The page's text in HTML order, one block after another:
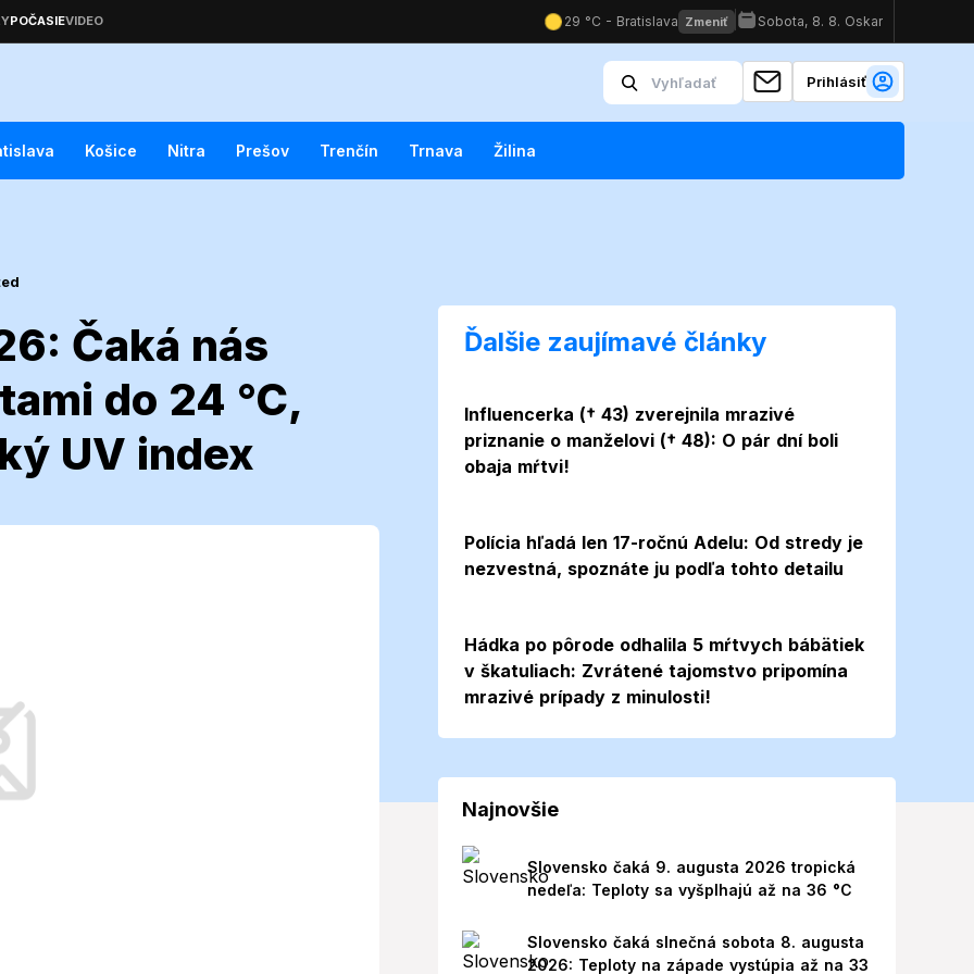
Prihlásiť
Košice Nitra Prešov Trenčín Trnava Žilina
Čaká nás
do 24 °C,
UV index
2026: Čaká
s teplotami
teplotami, avšak slnečné
na ktoré je potrebné sa pripraviť.
Ďalšie zaujímavé články
Foto
Influencerka († 43) zverejnila mrazivé
priznanie o manželovi († 48): O pár dní boli
obaja mŕtvi!
Polícia hľadá len 17-ročnú Adelu: Od stredy je
nezvestná, spoznáte ju podľa tohto detailu
Hádka po pôrode odhalila 5 mŕtvych bábätiek
v škatuliach: Zvrátené tajomstvo pripomína
mrazivé prípady z minulosti!
Najnovšie
Slovensko čaká 9. augusta 2026 tropická
nedeľa: Teploty sa vyšplhajú až na 36 °C
Slovensko čaká slnečná sobota 8. augusta
2026: Teploty na západe vystúpia až na 33